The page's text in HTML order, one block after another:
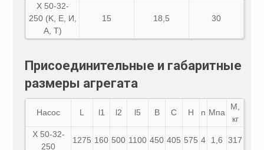
Х 50-32-
250 (K, E, И,
A, Т)
15 18,5 30
Присоединительные и габаритные
размеры агрегата
Насос L l1 l2 l5 B C H n Мпа
М,
кг
Х 50-32-
250
1275 160 500 1100 450 405 575 4 1,6 317